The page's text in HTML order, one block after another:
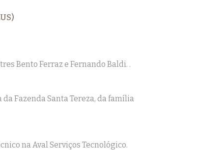
Bento Ferraz e Fernando Baldi. .
Fazenda Santa Tereza, da família
na Aval Serviços Tecnológico.